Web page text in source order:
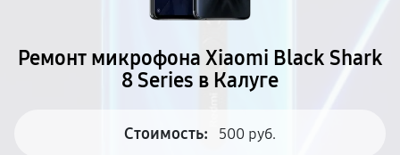
Ремонт микрофона Xiaomi Black Shark
8 Series в Калуге
Стоимость: 500 руб.